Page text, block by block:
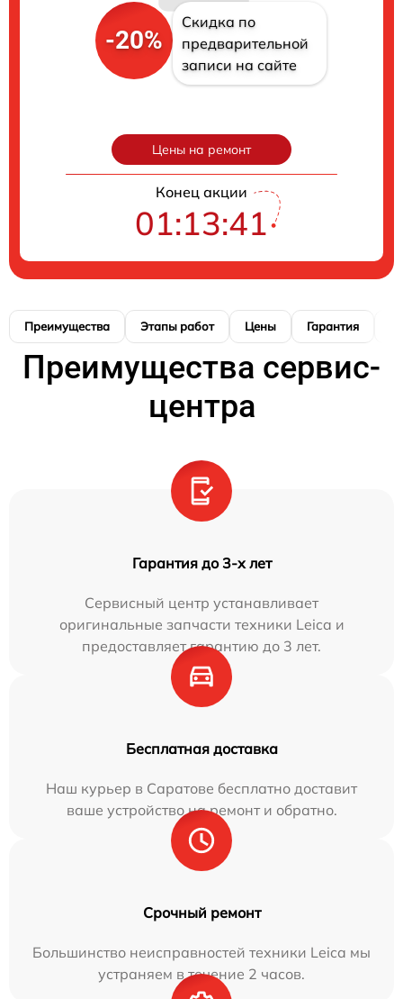
-20%
Скидка по
предварительной
записи на сайте
Цены на ремонт
Конец акции
01:13:40
Преимущества Этапы работ Цены Гарантия
Преимущества сервис-
центра
Гарантия до 3-х лет
Сервисный центр устанавливает
оригинальные запчасти техники Leica и
предоставляет гарантию до 3 лет.
Бесплатная доставка
Наш курьер в Саратове бесплатно доставит
ваше устройство на ремонт и обратно.
Срочный ремонт
Большинство неисправностей техники Leica мы
устраняем в течение 2 часов.